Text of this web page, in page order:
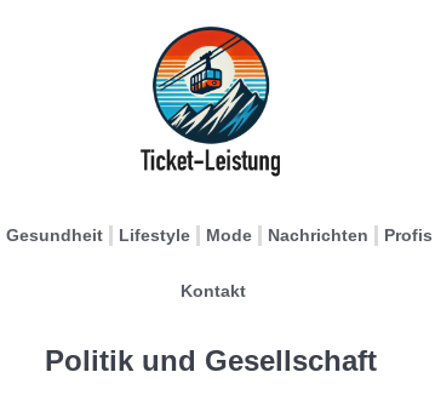
Gesundheit Lifestyle Mode Nachrichten Profis
Kontakt
Politik und Gesellschaft